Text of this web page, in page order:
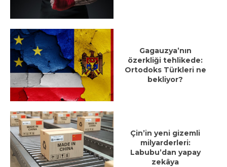
Gagauzya’nın
özerkliği tehlikede:
Ortodoks Türkleri ne
bekliyor?
Çin’in yeni gizemli
milyarderleri:
Labubu’dan yapay
zekâya